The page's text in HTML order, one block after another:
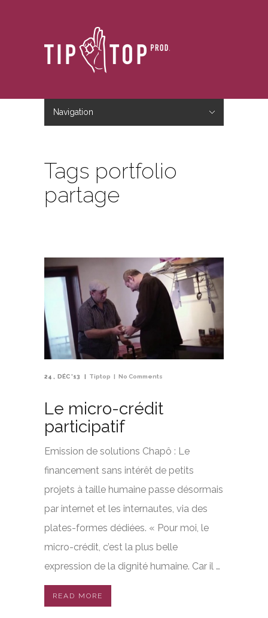
Navigation
Tags portfolio
partage
24 DÉC '13 Tiptop No Comments
Le micro-crédit
participatif
Emission de solutions Chapô : Le
financement sans intérêt de petits
projets à taille humaine passe désormais
par internet et les internautes, via des
plates-formes dédiées. « Pour moi, le
micro-crédit, c’est la plus belle
expression de la dignité humaine. Car il …
READ MORE